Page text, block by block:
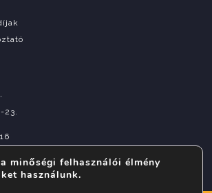
23.
minőségi felhasználói élmény
használunk.